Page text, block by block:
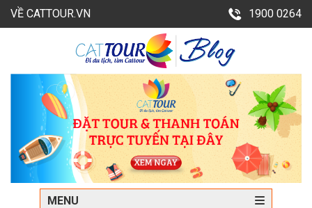
VỀ CATTOUR.VN 1900 0264
MENU